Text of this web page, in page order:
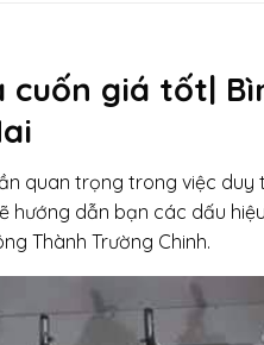
cuốn giá tốt|
quan trọng trong việc duy
hướng dẫn bạn các dấu
Thành Trường Chinh.